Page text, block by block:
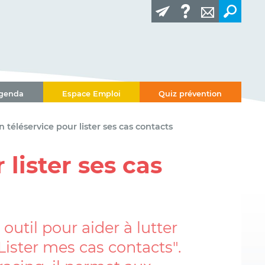
Espace Emploi Quiz prévention
téléservice pour lister ses cas contacts
lister ses cas
outil pour aider à lutter
mes cas contacts".